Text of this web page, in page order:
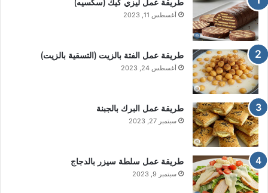
طريقة عمل ليزي كيك (سكسيه)
أغسطس 11, 2023
طريقة عمل الفتة بالزيت (التسقية بالزيت)
أغسطس 24, 2023
طريقة عمل البرك بالجبنة
سبتمبر 27, 2023
طريقة عمل سلطة سيزر بالدجاج
سبتمبر 9, 2023